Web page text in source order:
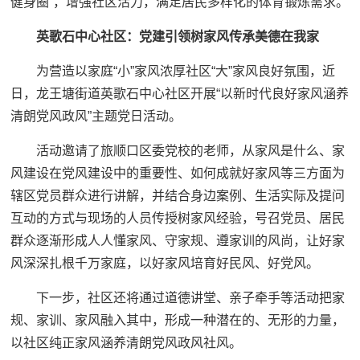
英歌石中心社区： 党建引领树家风传承美德在我家
为营造以家庭“小”家风浓厚社区“大”家风良好氛围，近
日，龙王塘街道英歌石中心社区开展“以新时代良好家风涵养
清朗党风政风”主题党日活动。
活动邀请了旅顺口区委党校的老师，从家风是什么、家
风建设在党风建设中的重要性、如何成就好家风等三方面为
辖区党员群众进行讲解，并结合身边案例、生活实际及提问
互动的方式与现场的人员传授树家风经验，号召党员、居民
群众逐渐形成人人懂家风、守家规、遵家训的风尚，让好家
风深深扎根千万家庭，以好家风培育好民风、好党风。
下一步，社区还将通过道德讲堂、亲子牵手等活动把家
规、家训、家风融入其中，形成一种潜在的、无形的力量，
以社区纯正家风涵养清朗党风政风社风。